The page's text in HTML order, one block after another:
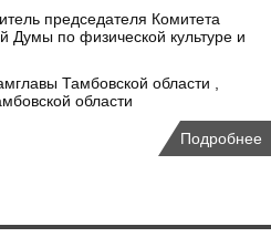
председателя Комитета
Думы по физической культуре и
Тамбовской области ,
области
Подробнее